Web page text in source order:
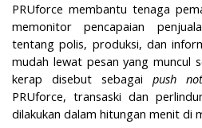
PRUforce membantu tenaga
memonitor pencapaian
tentang polis, produksi, dan
mudah lewat pesan yang muncul
kerap disebut sebagai push
PRUforce, transaski dan
dilakukan dalam hitungan menit di